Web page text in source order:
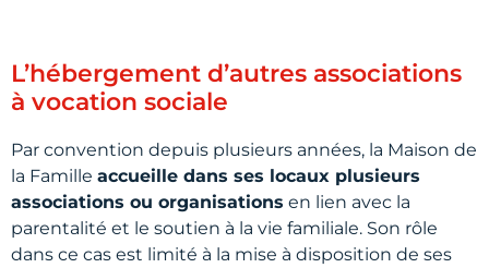
L’hébergement d’autres associations
à vocation sociale
Par convention depuis plusieurs années, la Maison de
la Famille accueille dans ses locaux plusieurs
associations ou organisations en lien avec la
parentalité et le soutien à la vie familiale. Son rôle
dans ce cas est limité à la mise à disposition de ses